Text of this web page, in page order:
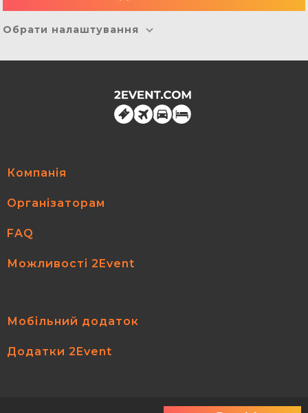
Обрати налаштування
Компанія
Організаторам
FAQ
Можливості 2Event
Мобільний додаток
Додатки 2Event